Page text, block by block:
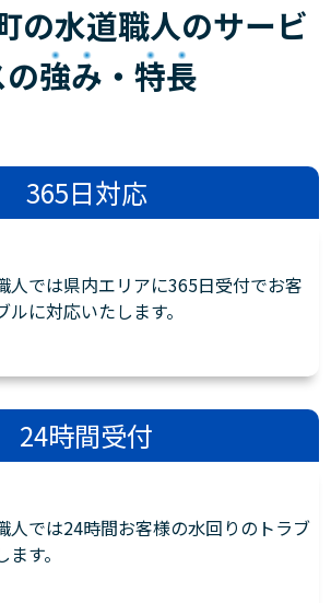
の水道職人のサービ
強み ・ 特長
365日対応
人では県内エリアに365日受付でお客
に対応いたします。
24時間受付
人では24時間お客様の水回りのトラブ
す。